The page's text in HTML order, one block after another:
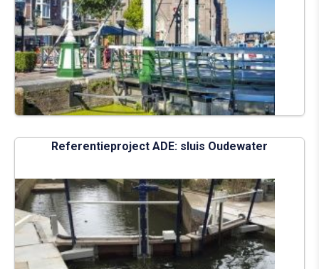
Referentieproject ADE: sluis Oudewater